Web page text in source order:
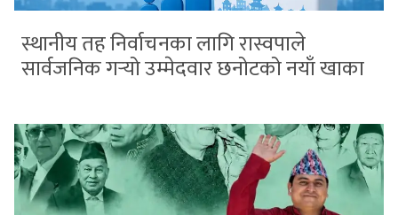
स्थानीय तह निर्वाचनका लागि रास्वपाले
सार्वजनिक गर्‍यो उम्मेदवार छनोटको नयाँ खाका